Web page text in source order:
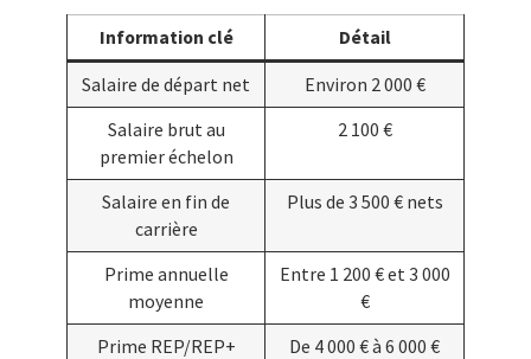
Information clé
Détail
Salaire de départ net
Environ 2 000 €
Salaire brut au
premier échelon
2 100 €
Salaire en fin de
carrière
Plus de 3 500 € nets
Prime annuelle
moyenne
Entre 1 200 € et 3 000
€
Prime REP/REP+
De 4 000 € à 6 000 €